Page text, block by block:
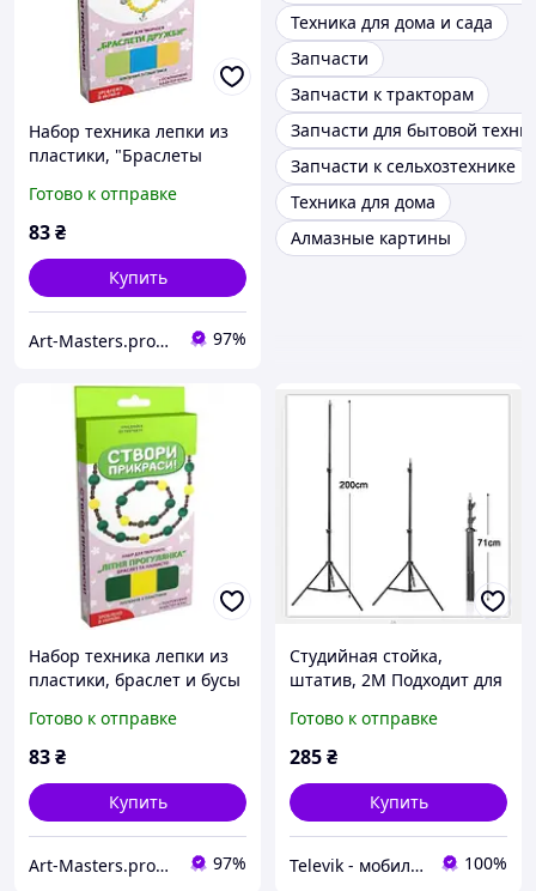
Набор техника лепки из
пластики, "Браслеты
Готово к отправке
83₴
Купить
Art-Masters.prom.ua 97%
Техника для дома и сада
Запчаcти
Запчасти к тракторам
Запчасти для бытовой
Запчасти к сельхозтехнике
Техника для дома
Алмазные картины
Набор техника лепки из
пластики, браслет и бусы
START
Готово к отправке
83₴
Купить
Art-Masters.prom.ua 97%
Студийная стойка,
штатив, 2M Подходит для
фото видео техники (68-
200см)
Готово к отправке
285₴
Купить
Televik - мобильные аксессуары и гаджеты 100%